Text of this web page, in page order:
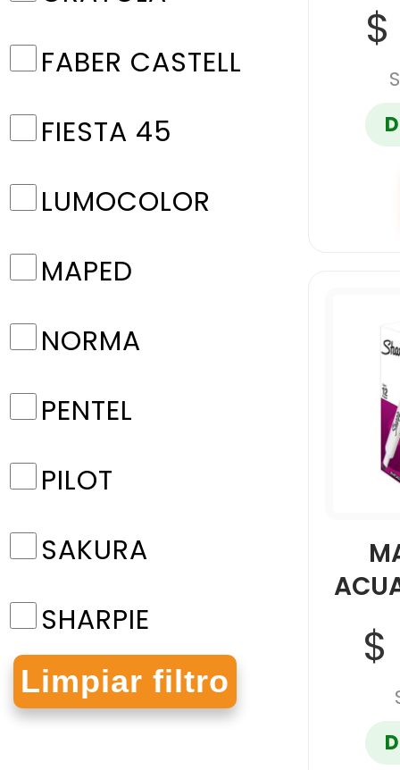
FABER CASTELL
FIESTA 45
LUMOCOLOR
MAPED
NORMA
PENTEL
PILOT
SAKURA
SHARPIE
STABILO
$
$